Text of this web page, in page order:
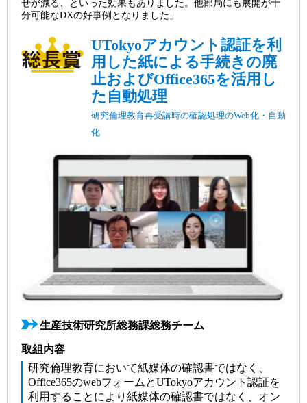
せが減る、といった効果もありました。他部局にも展開が十
分可能なDXの好事例となりました」
UTokyoアカウント認証を利
用した紙による手続きの廃
止およびOffice365を活用し
た自動処理
研究倫理教育再受講時の確認処理のWeb化・自動
化
生産技術研究所総務課総務チーム
取組内容
研究倫理教育において紙媒体の確認書ではなく、
Office365のwebフォームとUTokyoアカウント認証を
利用することにより紙媒体の確認書ではなく、オン